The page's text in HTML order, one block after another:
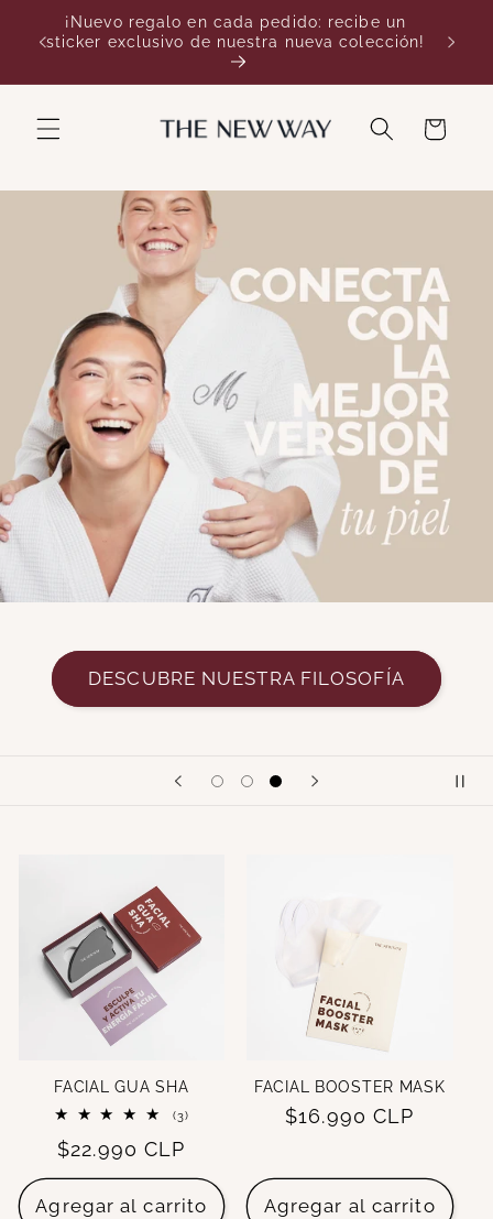
directamente
al contenido
¡Nuevo regalo en cada pedido: recibe un
sticker exclusivo de nuestra nueva colección!
Carrito
DESCUBRE NUESTRA FILOSOFÍA
FACIAL GUA SHA
(3)3
Precio
habitual
$22.990 CLP
Agregar al carrito
FACIAL BOOSTER MASK
Precio
$16.990 CLP
Agregar al carrito